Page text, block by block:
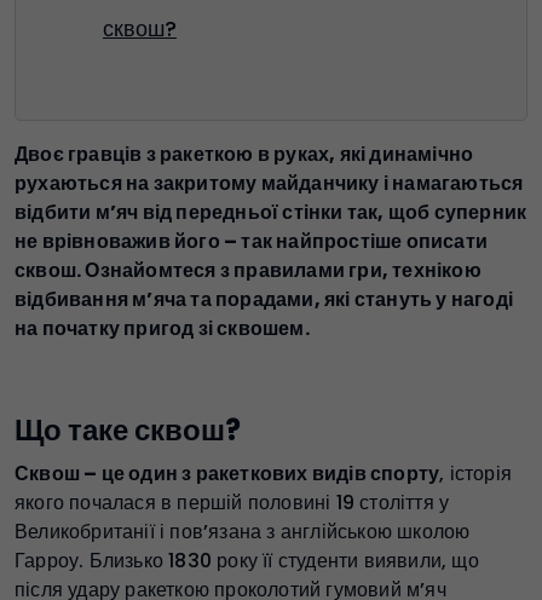
сквош?
Двоє гравців з ракеткою в руках, які динамічно
рухаються на закритому майданчику і намагаються
відбити м’яч від передньої стінки так, щоб суперник
не врівноважив його – так найпростіше описати
сквош. Ознайомтеся з правилами гри, технікою
відбивання м’яча та порадами, які стануть у нагоді
на початку пригод зі сквошем.
Що таке сквош?
Сквош – це один з ракеткових видів спорту, історія
якого почалася в першій половині 19 століття у
Великобританії і пов’язана з англійською школою
Гарроу. Близько 1830 року її студенти виявили, що
після удару ракеткою проколотий гумовий м’яч